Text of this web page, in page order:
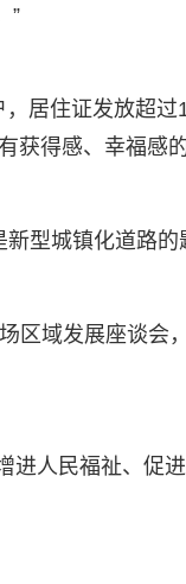
”
居住证发放超
得感、幸福感
型城镇化道路的
区域发展座谈
进人民福祉、促